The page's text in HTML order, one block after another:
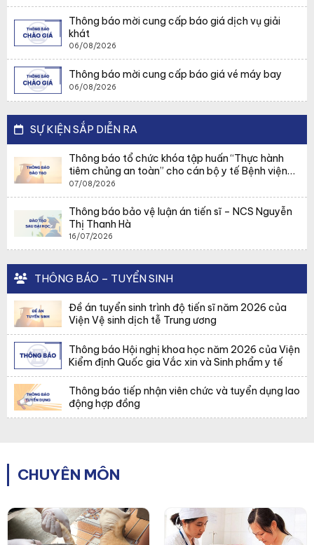
Thông báo mời cung cấp báo giá dịch vụ giải
khát
06/08/2026
Thông báo mời cung cấp báo giá vé máy bay
06/08/2026
SỰ KIỆN SẮP DIỄN RA
Thông báo tổ chức khóa tập huấn “Thực hành
tiêm chủng an toàn” cho cán bộ y tế Bệnh viện
19-8
07/08/2026
Thông báo bảo vệ luận án tiến sĩ – NCS Nguyễn
Thị Thanh Hà
16/07/2026
THÔNG BÁO – TUYỂN SINH
Đề án tuyển sinh trình độ tiến sĩ năm 2026 của
Viện Vệ sinh dịch tễ Trung ương
Thông báo Hội nghị khoa học năm 2026 của Viện
Kiểm định Quốc gia Vắc xin và Sinh phẩm y tế
Thông báo tiếp nhận viên chức và tuyển dụng lao
động hợp đồng
CHUYÊN MÔN